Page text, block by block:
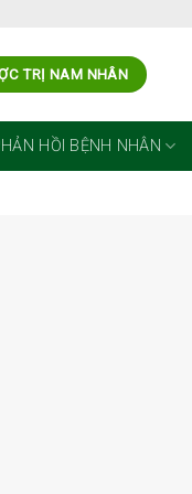
TRỊ NAM NHÂN
HỒI BỆNH NHÂN